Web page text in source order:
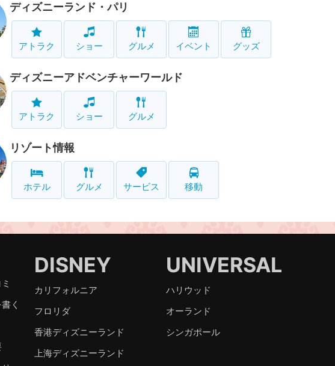
ディズニーランド・パリ
アトラク ショー グルメ イベント グッズ
ディズニーアドベンチャーワールド
アトラク ショー グルメ
リゾート情報
ホテル グルメ サービス 移動
く
DISNEY
カリフォルニア
フロリダ
香港ディズニーランド
上海ディズニーランド
UNIVERSAL
ハリウッド
オーランド
シンガポール